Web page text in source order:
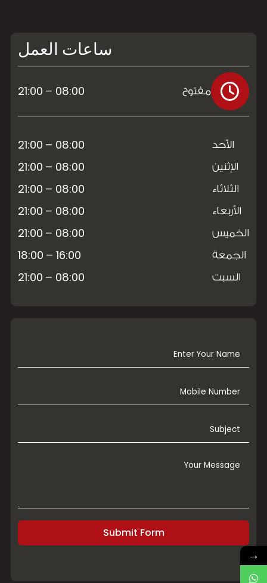
ساعات العمل
مفتوح 08:00 – 21:00
الأحد
الإثنين
الثلاثاء
الأربعاء
الخميس
الجمعة
السبت
08:00 – 21:00
08:00 – 21:00
08:00 – 21:00
08:00 – 21:00
08:00 – 21:00
16:00 – 18:00
08:00 – 21:00
Submit Form
→